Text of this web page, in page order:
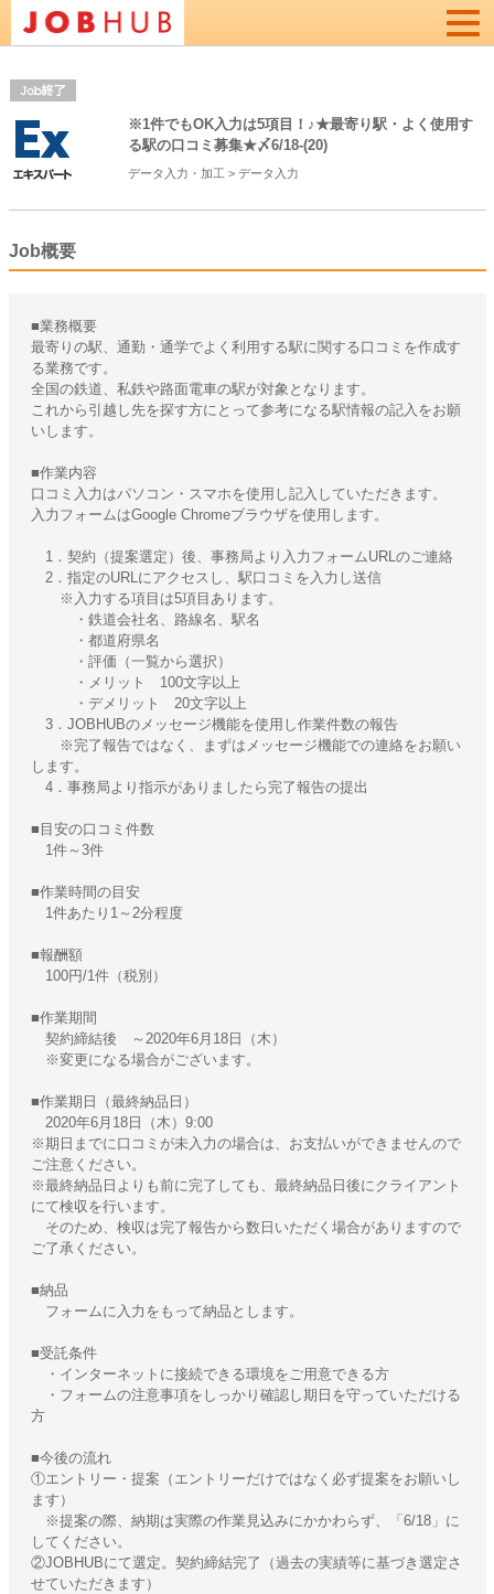
※1件でもOK入力は5項目！♪★最寄り駅・よく使用す
る駅の口コミ募集★〆6/18-(20)
データ入力・加工 > データ入力
Job概要
■業務概要
最寄りの駅、通勤・通学でよく利用する駅に関する口コミを作成す
る業務です。
全国の鉄道、私鉄や路面電車の駅が対象となります。
これから引越し先を探す方にとって参考になる駅情報の記入をお願
いします。
■作業内容
口コミ入力はパソコン・スマホを使用し記入していただきます。
入力フォームはGoogle Chromeブラウザを使用します。
1．契約（提案選定）後、事務局より入力フォームURLのご連絡
2．指定のURLにアクセスし、駅口コミを入力し送信
※入力する項目は5項目あります。
・鉄道会社名、路線名、駅名
・都道府県名
・評価（一覧から選択）
・メリット 100文字以上
・デメリット 20文字以上
3．JOBHUBのメッセージ機能を使用し作業件数の報告
※完了報告ではなく、まずはメッセージ機能での連絡をお願い
します。
4．事務局より指示がありましたら完了報告の提出
■目安の口コミ件数
1件～3件
■作業時間の目安
1件あたり1～2分程度
■報酬額
100円/1件（税別）
■作業期間
契約締結後 ～2020年6月18日（木）
※変更になる場合がございます。
■作業期日（最終納品日）
2020年6月18日（木）9:00
※期日までに口コミが未入力の場合は、お支払いができませんので
ご注意ください。
※最終納品日よりも前に完了しても、最終納品日後にクライアント
にて検収を行います。
そのため、検収は完了報告から数日いただく場合がありますので
ご了承ください。
■納品
フォームに入力をもって納品とします。
■受託条件
・インターネットに接続できる環境をご用意できる方
・フォームの注意事項をしっかり確認し期日を守っていただける
方
■今後の流れ
①エントリー・提案（エントリーだけではなく必ず提案をお願いし
ます）
※提案の際、納期は実際の作業見込みにかかわらず、「6/18」に
してください。
②JOBHUBにて選定。契約締結完了（過去の実績等に基づき選定さ
せていただきます）